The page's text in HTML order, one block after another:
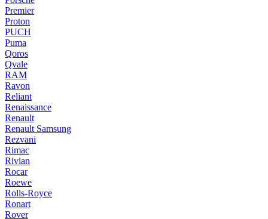
Premier
Proton
PUCH
Puma
Qoros
Qvale
RAM
Ravon
Reliant
Renaissance
Renault
Renault Samsung
Rezvani
Rimac
Rivian
Rocar
Roewe
Rolls-Royce
Ronart
Rover